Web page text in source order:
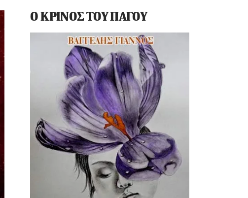
Ο ΚΡΙΝΟΣ ΤΟΥ ΠΑΓΟΥ